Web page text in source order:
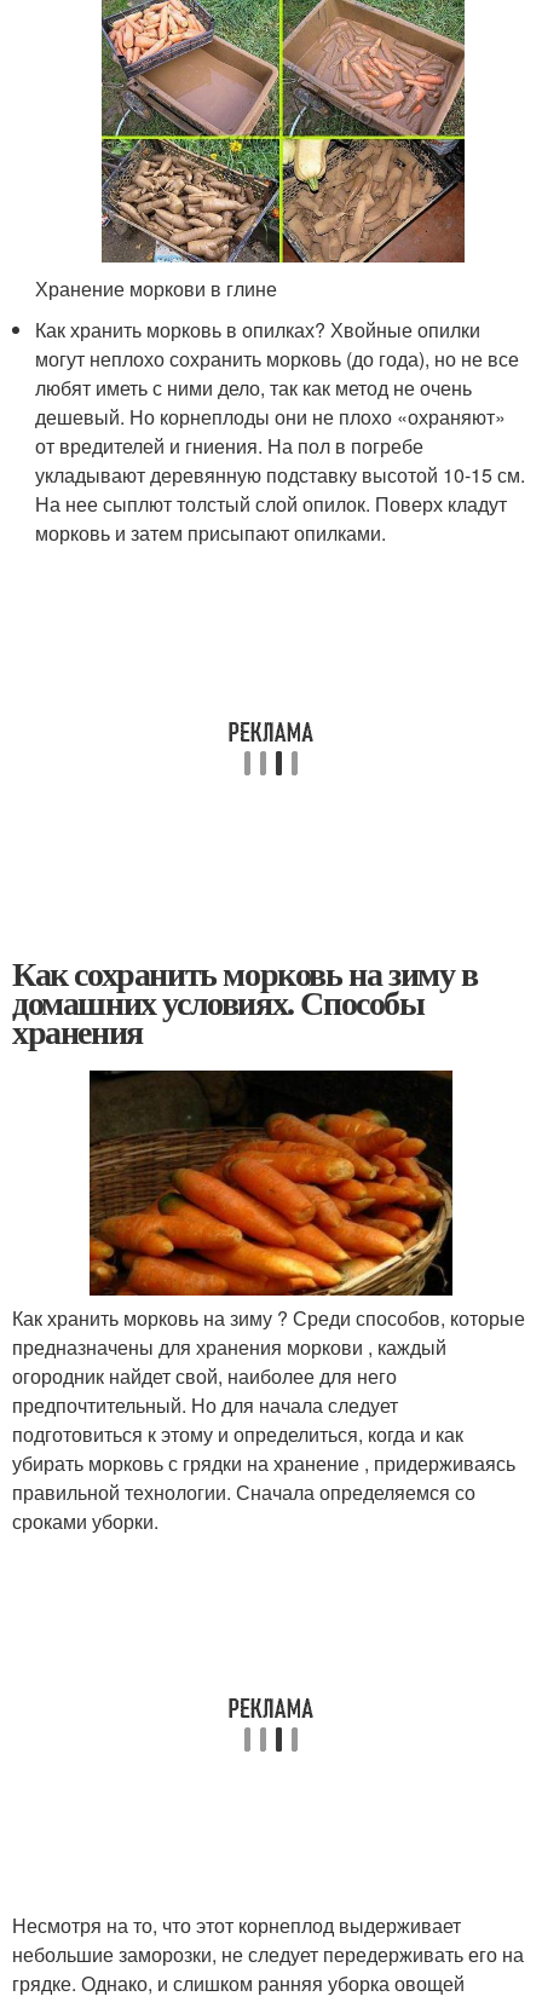
Хранение моркови в глине
Как хранить морковь в опилках? Хвойные опилки
могут неплохо сохранить морковь (до года), но не все
любят иметь с ними дело, так как метод не очень
дешевый. Но корнеплоды они не плохо «охраняют»
от вредителей и гниения. На пол в погребе
укладывают деревянную подставку высотой 10-15 см.
На нее сыплют толстый слой опилок. Поверх кладут
морковь и затем присыпают опилками.
Как сохранить морковь на зиму в
домашних условиях. Способы
хранения
Как хранить морковь на зиму ? Среди способов, которые
предназначены для хранения моркови , каждый
огородник найдет свой, наиболее для него
предпочтительный. Но для начала следует
подготовиться к этому и определиться, когда и как
убирать морковь с грядки на хранение , придерживаясь
правильной технологии. Сначала определяемся со
сроками уборки.
Несмотря на то, что этот корнеплод выдерживает
небольшие заморозки, не следует передерживать его на
грядке. Однако, и слишком ранняя уборка овощей